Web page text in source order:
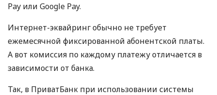
Pay или Google Pay.
Интернет-эквайринг обычно не требует
ежемесячной фиксированной абонентской платы.
А вот комиссия по каждому платежу отличается в
зависимости от банка.
Так, в ПриватБанк при использовании системы